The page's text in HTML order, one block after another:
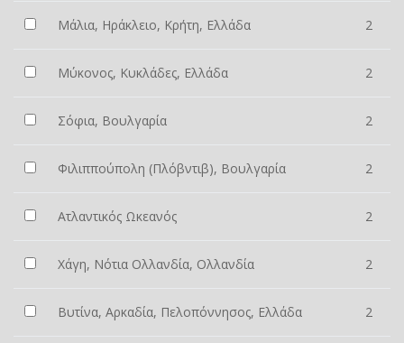
Μάλια, Ηράκλειο, Κρήτη, Ελλάδα 2
Μύκονος, Κυκλάδες, Ελλάδα 2
Σόφια, Βουλγαρία 2
Φιλιππούπολη (Πλόβντιβ), Βουλγαρία 2
Ατλαντικός Ωκεανός 2
Χάγη, Νότια Ολλανδία, Ολλανδία 2
Βυτίνα, Αρκαδία, Πελοπόννησος, Ελλάδα 2